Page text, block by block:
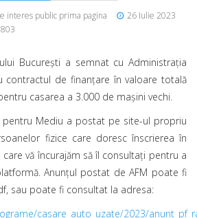
interes public prima pagina
26 Iulie 2023
București a semnat cu Administrația
contractul de finanțare în valoare totală
casarea a 3.000 de mașini vechi.
pentru Mediu a postat pe site-ul propriu
fizice care doresc înscrierea în
vă încurajăm să îl consultați pentru a
Anunțul postat de AFM poate fi
sau poate fi consultat la adresa:
casare_auto_uzate/2023/